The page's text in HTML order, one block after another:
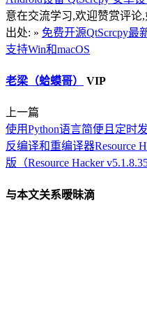
意在交流学习,欢迎赞赏评论
出处: » 免费开源QtScrcpy最
支持Win和macOS
老梁（蛤蟆哥） VIP
上一篇
使用Python语言简便且定时
反编译和重编译器Resource
版（Resource Hacker
与本文关系暧昧滴